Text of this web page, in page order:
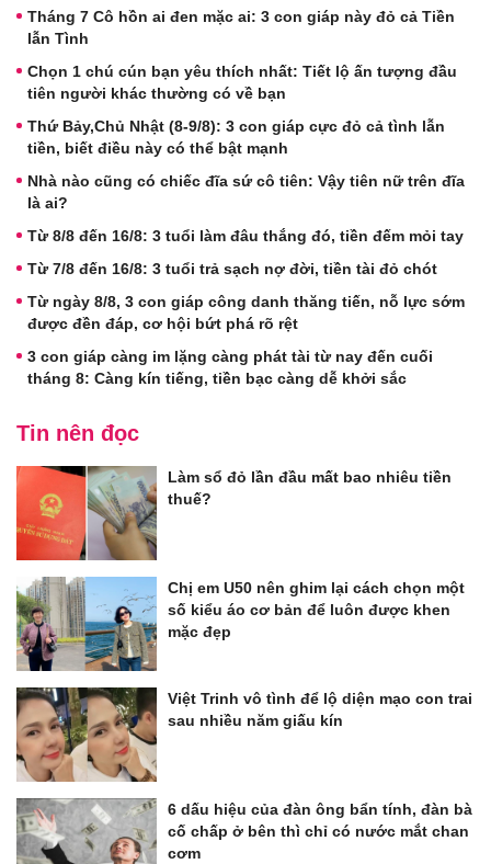
Tháng 7 Cô hồn ai đen mặc ai: 3 con giáp này đỏ cả Tiền
lẫn Tình
Chọn 1 chú cún bạn yêu thích nhất: Tiết lộ ấn tượng đầu
tiên người khác thường có về bạn
Thứ Bảy,Chủ Nhật (8-9/8): 3 con giáp cực đỏ cả tình lẫn
tiền, biết điều này có thể bật mạnh
Nhà nào cũng có chiếc đĩa sứ cô tiên: Vậy tiên nữ trên đĩa
là ai?
Từ 8/8 đến 16/8: 3 tuổi làm đâu thắng đó, tiền đếm mỏi tay
Từ 7/8 đến 16/8: 3 tuổi trả sạch nợ đời, tiền tài đỏ chót
Từ ngày 8/8, 3 con giáp công danh thăng tiến, nỗ lực sớm
được đền đáp, cơ hội bứt phá rõ rệt
3 con giáp càng im lặng càng phát tài từ nay đến cuối
tháng 8: Càng kín tiếng, tiền bạc càng dễ khởi sắc
Tin nên đọc
Làm sổ đỏ lần đầu mất bao nhiêu tiền
thuế?
Chị em U50 nên ghim lại cách chọn một
số kiểu áo cơ bản để luôn được khen
mặc đẹp
Việt Trinh vô tình để lộ diện mạo con trai
sau nhiều năm giấu kín
6 dấu hiệu của đàn ông bẩn tính, đàn bà
cố chấp ở bên thì chỉ có nước mắt chan
cơm